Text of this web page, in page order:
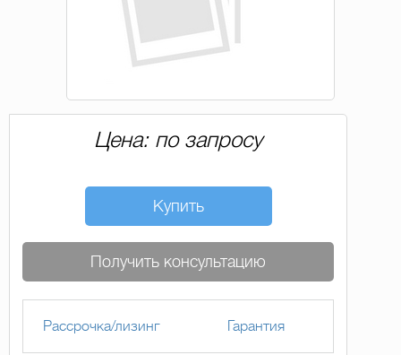
Цена: по запросу
Купить
Получить консультацию
Рассрочка/лизинг Гарантия